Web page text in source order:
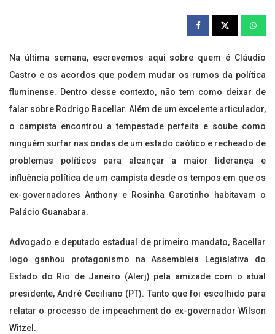
Na última semana, escrevemos aqui sobre quem é Cláudio
Castro e os acordos que podem mudar os rumos da política
fluminense. Dentro desse contexto, não tem como deixar de
falar sobre Rodrigo Bacellar. Além de um excelente articulador,
o campista encontrou a tempestade perfeita e soube como
ninguém surfar nas ondas de um estado caótico e recheado de
problemas políticos para alcançar a maior liderança e
influência política de um campista desde os tempos em que os
ex-governadores Anthony e Rosinha Garotinho habitavam o
Palácio Guanabara.
Advogado e deputado estadual de primeiro mandato, Bacellar
logo ganhou protagonismo na Assembleia Legislativa do
Estado do Rio de Janeiro (Alerj) pela amizade com o atual
presidente, André Ceciliano (PT). Tanto que foi escolhido para
relatar o processo de impeachment do ex-governador Wilson
Witzel.